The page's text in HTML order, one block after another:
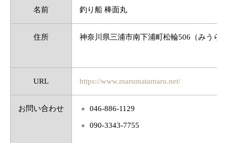
名前 釣り船 棒面丸
住所 神奈川県三浦市南下浦町松輪506（みうら
URL https://www.marumatamaru.net/
お問い合わせ 046-886-1129
090-3343-7755